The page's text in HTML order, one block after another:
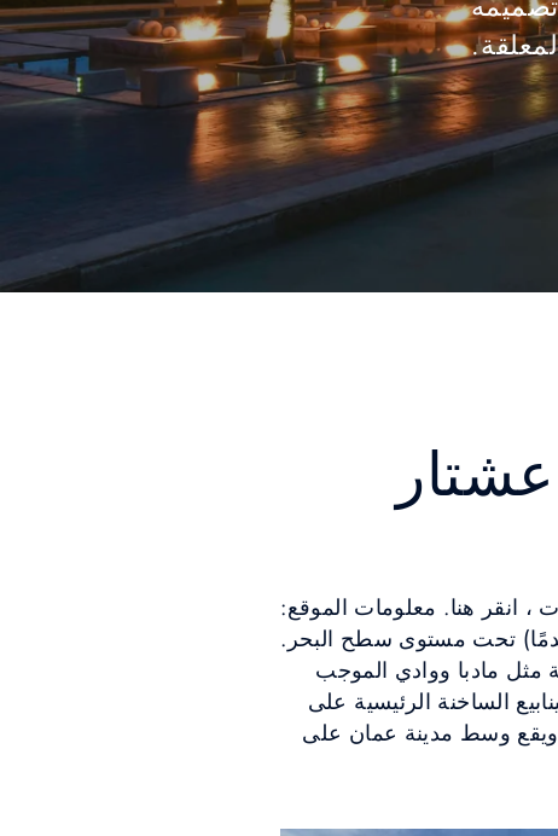
، انقر هنا. معلومات الموقع:
كمبينسكي عشتار على شاطئ البحر الميت ، على عمق 434 مترًا (1،312.3 قدمًا) تحت مستوى سطح البحر.
مثل مادبا ووادي الموجب
الساخنة الرئيسية على
المعمودية على بعد 13.9 كم ، ويبعد جبل نيبو مسافة 14.4 كم ، ويقع وسط مدينة عمان على